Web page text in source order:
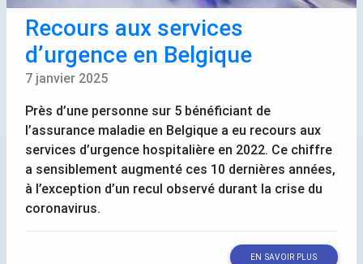
Recours aux services
d’urgence en Belgique
7 janvier 2025
Près d’une personne sur 5 bénéficiant de
l’assurance maladie en Belgique a eu recours aux
services d’urgence hospitalière en 2022. Ce chiffre
a sensiblement augmenté ces 10 dernières années,
à l’exception d’un recul observé durant la crise du
coronavirus.
EN SAVOIR PLUS